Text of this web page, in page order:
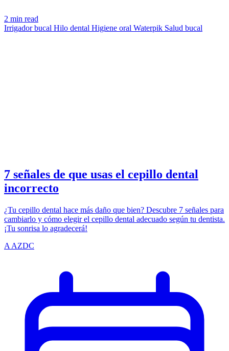
2 min read
Irrigador bucal Hilo dental Higiene oral Waterpik Salud bucal
7 señales de que usas el cepillo dental
incorrecto
¿Tu cepillo dental hace más daño que bien? Descubre 7 señales para
cambiarlo y cómo elegir el cepillo dental adecuado según tu dentista.
¡Tu sonrisa lo agradecerá!
A AZDC